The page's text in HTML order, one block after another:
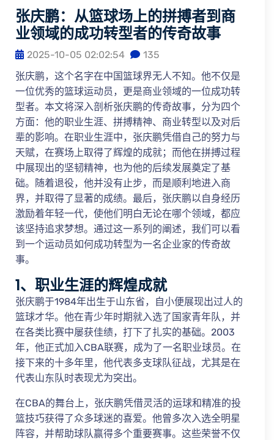
张庆鹏：从篮球场上的拼搏者到商
业领域的成功转型者的传奇故事
2025-10-05 02:02:54
135
张庆鹏，这个名字在中国篮球界无人不知。他不仅是
一位优秀的篮球运动员，更是商业领域的一位成功转
型者。本文将深入剖析张庆鹏的传奇故事，分为四个
方面：他的职业生涯、拼搏精神、商业转型以及对后
辈的影响。在职业生涯中，张庆鹏凭借自己的努力与
天赋，在赛场上取得了辉煌的成就；而他在拼搏过程
中展现出的坚韧精神，也为他的后续发展奠定了基
础。随着退役，他并没有止步，而是顺利地进入商
界，并取得了显著的成绩。最后，张庆鹏以自身经历
激励着年轻一代，使他们明白无论在哪个领域，都应
该坚持追求梦想。通过这一系列的阐述，我们可以看
到一个运动员如何成功转型为一名企业家的传奇故
事。
1、职业生涯的辉煌成就
张庆鹏于1984年出生于山东省，自小便展现出过人的
篮球才华。他在青少年时期就入选了国家青年队，并
在各类比赛中屡获佳绩，打下了扎实的基础。2003
年，他正式加入CBA联赛，成为了一名职业球员。在
接下来的十多年里，他代表多支球队征战，尤其是在
代表山东队时表现尤为突出。
在CBA的舞台上，张庆鹏凭借灵活的运球和精准的投
篮技巧获得了众多球迷的喜爱。他曾多次入选全明星
阵容，并帮助球队赢得多个重要赛事。这些荣誉不仅